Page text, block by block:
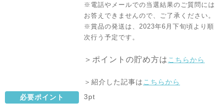
※電話やメールでの当選結果のご質問には
お答えできませんので、ご了承ください。
※賞品の発送は、2023年6月下旬頃より順
次行う予定です。
＞ポイントの貯め方は こちらから
＞紹介した記事は こちらから
必要ポイント
3pt